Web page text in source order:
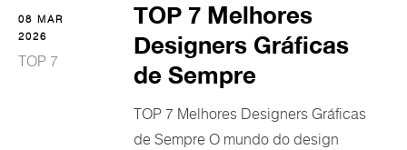
08 MAR
2026
TOP 7
TOP 7 Melhores
Designers Gráficas
de Sempre
TOP 7 Melhores Designers Gráficas
de Sempre O mundo do design